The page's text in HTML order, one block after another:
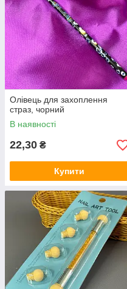
Олівець для захоплення
страз, чорний
В наявності
22,30 ₴
Купити